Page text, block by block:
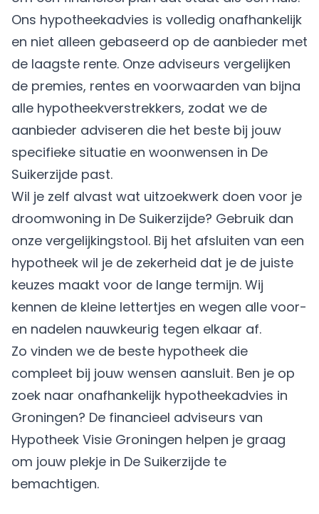
Ons hypotheekadvies is volledig onafhankelijk
en niet alleen gebaseerd op de aanbieder met
de laagste rente. Onze adviseurs vergelijken
de premies, rentes en voorwaarden van bijna
alle hypotheekverstrekkers, zodat we de
aanbieder adviseren die het beste bij jouw
specifieke situatie en woonwensen in De
Suikerzijde past.
Wil je zelf alvast wat uitzoekwerk doen voor je
droomwoning in De Suikerzijde? Gebruik dan
onze vergelijkingstool. Bij het afsluiten van een
hypotheek wil je de zekerheid dat je de juiste
keuzes maakt voor de lange termijn. Wij
kennen de kleine lettertjes en wegen alle voor-
en nadelen nauwkeurig tegen elkaar af.
Zo vinden we de beste hypotheek die
compleet bij jouw wensen aansluit. Ben je op
zoek naar onafhankelijk hypotheekadvies in
Groningen? De financieel adviseurs van
Hypotheek Visie Groningen helpen je graag
om jouw plekje in De Suikerzijde te
bemachtigen.